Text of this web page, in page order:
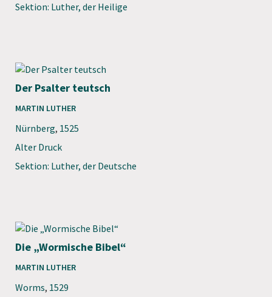
Sektion: Luther, der Heilige
Der Psalter teutsch
MARTIN LUTHER
Nürnberg, 1525
Alter Druck
Sektion: Luther, der Deutsche
Die „Wormische Bibel“
MARTIN LUTHER
Worms, 1529